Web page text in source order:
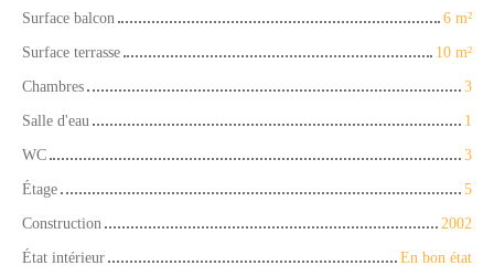
Surface balcon
6 m²
Surface terrasse
10 m²
Chambres
3
Salle d'eau
1
WC
3
Étage
5
Construction
2002
État intérieur
En bon état